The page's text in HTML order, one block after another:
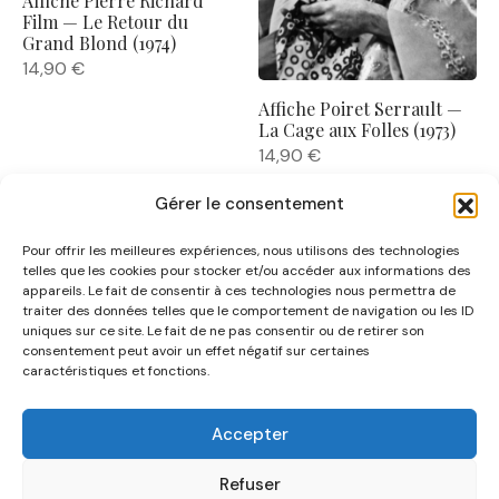
Gérer le consentement
Pour offrir les meilleures expériences, nous utilisons des technologies
telles que les cookies pour stocker et/ou accéder aux informations des
appareils. Le fait de consentir à ces technologies nous permettra de
traiter des données telles que le comportement de navigation ou les ID
uniques sur ce site. Le fait de ne pas consentir ou de retirer son
consentement peut avoir un effet négatif sur certaines
caractéristiques et fonctions.
Accepter
Refuser
Film — Le Retour du
Grand Blond (1974)
14,90 €
Affiche Poiret Serrault —
La Cage aux Folles (1973)
14,90 €
NOUS CONNAÎTRE